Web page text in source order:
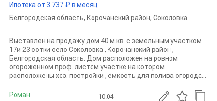
Ипотека от 3 737 ₽ в месяц
Белгородская область, Корочанский район, Соколовка
Выставлен на продажу дом 40 м.кв. с земельным участком
17и 23 сотки село Соколовка , Корочанский район ,
Белгородская область. Дом расположен на ровном
огороженном проф. листом участке на котором
расположены хоз. постройки , ёмкость для полива огорода...
Роман 10.04